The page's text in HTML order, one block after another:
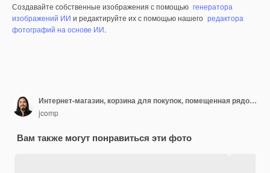
Создавайте собственные изображения с помощью генератора
изображений ИИ и редактируйте их с помощью нашего редактора
фотографий на основе ИИ.
Интернет-магазин, корзина для покупок, помещенная рядом с ноутбуком на синем фоне.
jcomp
Вам также могут понравиться эти фото